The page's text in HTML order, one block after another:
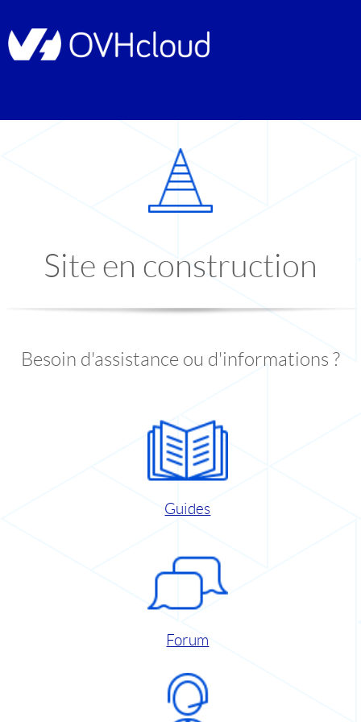
Site en construction
Besoin d'assistance ou d'informations ?
Guides
Forum